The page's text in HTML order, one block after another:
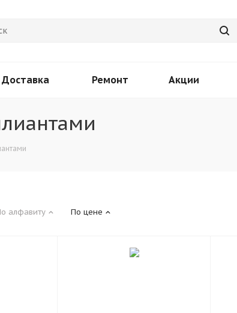
Доставка Ремонт Акции
алфавиту По цене